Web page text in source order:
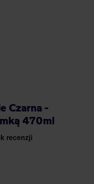
Czarna -
470ml